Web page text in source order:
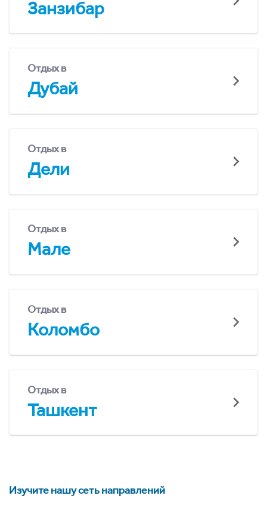
Занзибар
Отдых в
Дубай
Отдых в
Дели
Отдых в
Мале
Отдых в
Коломбо
Отдых в
Ташкент
Изучите нашу сеть направлений